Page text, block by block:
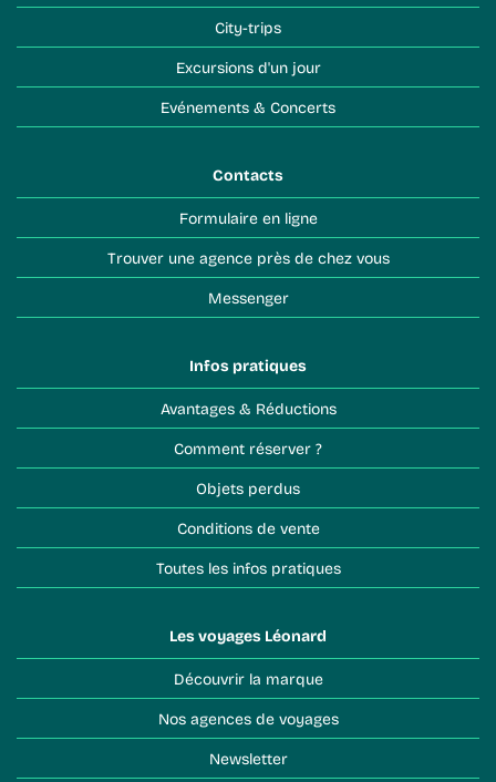
City-trips
Excursions d'un jour
Evénements & Concerts
Contacts
Formulaire en ligne
Trouver une agence près de chez vous
Messenger
Infos pratiques
Avantages & Réductions
Comment réserver ?
Objets perdus
Conditions de vente
Toutes les infos pratiques
Les voyages Léonard
Découvrir la marque
Nos agences de voyages
Newsletter